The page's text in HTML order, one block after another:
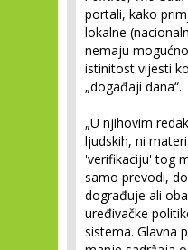
portali, kako
lokalne
nemaju
istinitost vijesti
„događaji dana“.
„U njihovim
ljudskih, ni
'verifikaciju' tog
samo prevodi,
dograđuje ali
uređivačke
sistema. Glavna